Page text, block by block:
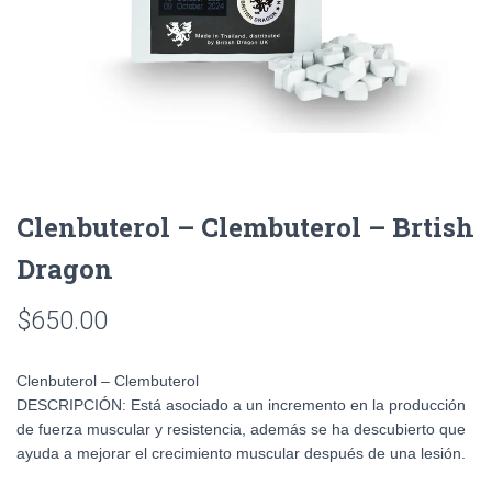
Clenbuterol – Clembuterol – Brtish
Dragon
$650.00
Clenbuterol – Clembuterol
DESCRIPCIÓN: Está asociado a un incremento en la producción
de fuerza muscular y resistencia, además se ha descubierto que
ayuda a mejorar el crecimiento muscular después de una lesión.